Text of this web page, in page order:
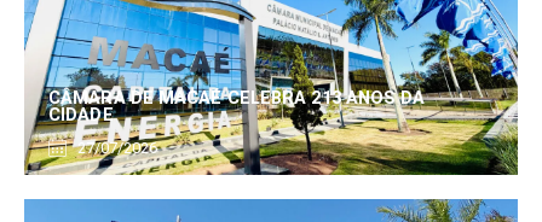
CÂMARA DE MACAÉ CELEBRA 213 ANOS DA
CIDADE
27/07/2026